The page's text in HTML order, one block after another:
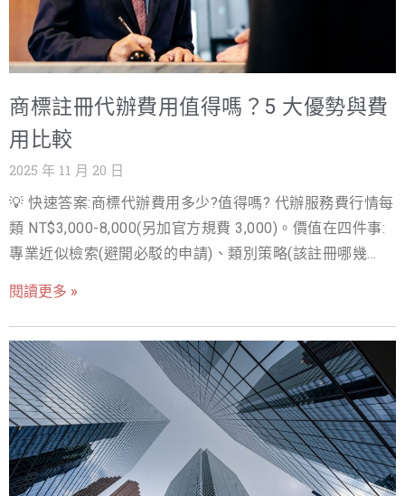
公地址：這是員工日常
面比較，更會提供台灣最新的官方數據佐證，並透過實務
案例，幫助您在創業初期就做出最明智的決策。無論您是
剛起步的個人工作室、小型電商，還是有志於打造規模化
指南，都將是您不可或缺的創業聖經。讓我們一起看懂公
司行號差異，為您的事業奠定穩固的基石。 深度解析設立
差別，絕非僅僅在於名稱上的不同，而是涉及法律、財
務、稅務、品牌發展等層面的根本性差異。以下我們將深
入探討這 10 個最關鍵的區別，幫助您全面理解行號 vs 公
司的本質。 關鍵差異一：法律主體與責任歸屬 (最核心的差
異) 這是設立行號與設立公司之間最根本的區別，也是創業
記法》設立的，它並不具備獨立的法人格。這意味著： 行
號的經營者（獨資的負責人或合夥的合夥人）與行號本身
在法律上是同一個主體。 當行號發生債務或法律糾紛時，
債權人有權追溯到經營者個人的所有財產，包括房產、存
款、汽機車、甚至配偶共同財產等，來清償債務。這就是
所謂的「無限責任」。對於初期資本較低、風險可控的小
商標註冊代辦費用值得嗎？5 大優勢與費
用比較
2025 年 11 月 20 日
💡 快速答案:商標代辦費用多少?值得嗎? 代辦服務費行情每
類 NT$3,000-8,000(另加官方規費 3,000)。價值在四件事:
專業近似檢索(避開必駁的申請)、類別策略(該註冊哪幾
路上，您的品牌保護到位了嗎？深度探討商標註冊代辦費
用 在瞬息萬變、競爭激烈的商業世界中，一個獨特且具有
識別度的品牌名稱、Logo 或標語，是企業最寶貴的無形資
產。然而，許多創業者或企業主往往將大量心力投入在產
品開發與市場行銷上，卻忽略了品牌保護的基石——商標註
冊。當您的品牌逐漸嶄露頭角，隨之而來的風險也水漲船
高：惡意仿冒、搶註商標、法律糾紛，都可能讓您多年心
閱讀更多 »